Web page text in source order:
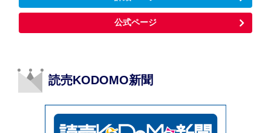
公式ページ
読売KODOMO新聞